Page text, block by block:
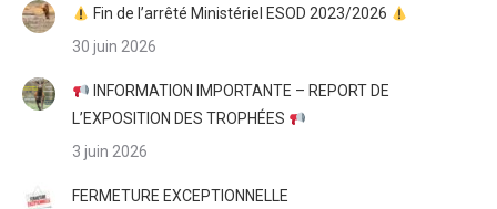
Fin de l’arrêté Ministériel ESOD 2023/2026
30 juin 2026
INFORMATION IMPORTANTE – REPORT DE
L’EXPOSITION DES TROPHÉES
3 juin 2026
FERMETURE EXCEPTIONNELLE